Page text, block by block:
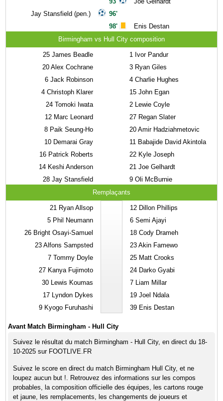
Jay Stansfield (pen.)
96'
98'
Enis Destan
Birmingham vs Hull City composition
25 James Beadle
20 Alex Cochrane
6 Jack Robinson
4 Christoph Klarer
24 Tomoki Iwata
12 Marc Leonard
8 Paik Seung-Ho
10 Demarai Gray
16 Patrick Roberts
14 Keshi Anderson
28 Jay Stansfield
1 Ivor Pandur
3 Ryan Giles
4 Charlie Hughes
15 John Egan
2 Lewie Coyle
27 Regan Slater
20 Amir Hadziahmetovic
11 Babajide David Akintola
22 Kyle Joseph
21 Joe Gelhardt
9 Oli McBurnie
Remplaçants
21 Ryan Allsop
5 Phil Neumann
26 Bright Osayi-Samuel
23 Alfons Sampsted
7 Tommy Doyle
27 Kanya Fujimoto
30 Lewis Koumas
17 Lyndon Dykes
9 Kyogo Furuhashi
12 Dillon Phillips
6 Semi Ajayi
18 Cody Drameh
23 Akin Famewo
25 Matt Crooks
24 Darko Gyabi
7 Liam Millar
19 Joel Ndala
39 Enis Destan
Avant Match Birmingham - Hull City
Suivez le résultat du match Birmingham - Hull City, en direct du 18-
10-2025 sur FOOTLIVE.FR
Suivez le score en direct du match Birmingham Hull City, et ne
loupez aucun but !. Retrouvez des informations sur les compos
probables, la composition officielle des équipes, les cartons rouge
et jaune, les remplacements, les changements de joueurs et